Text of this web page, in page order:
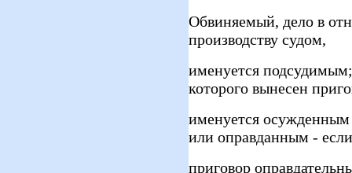
Обвиняемый, дело в
производству судом,
именуется
которого вынесен
именуется
или оправданным - если
приговор